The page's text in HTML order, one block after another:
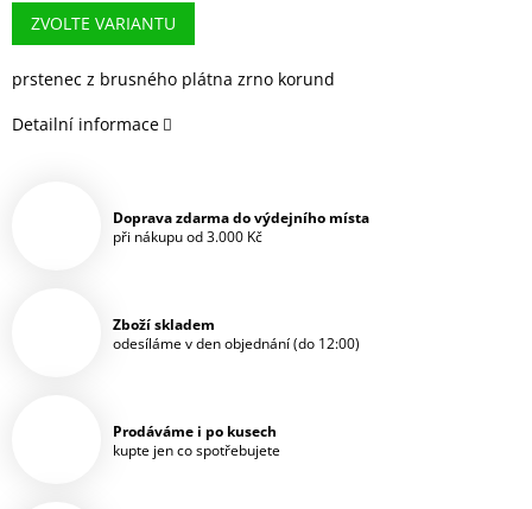
cena:
ZVOLTE VARIANTU
prstenec z brusného plátna zrno korund
Detailní informace
Doprava zdarma do výdejního místa
při nákupu od 3.000 Kč
Zboží skladem
odesíláme v den objednání (do 12:00)
Prodáváme i po kusech
kupte jen co spotřebujete